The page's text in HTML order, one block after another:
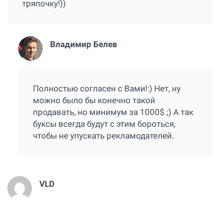
тряпочку!))
Владимир Белев
Полностью согласен с Вами!:) Нет, ну
можно было бы конечно такой
продавать, но минимум за 1000$ ;) А так
буксы всегда будут с этим бороться,
чтобы не упускать рекламодателей.
VLD